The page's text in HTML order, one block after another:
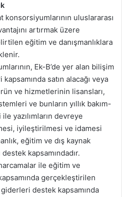
konsorsiyumlarının uluslararası
artırmak üzere
eğitim ve danışmanlıklara
Ek-B’de yer alan bilişim
kapsamında satın alacağı veya
ve hizmetlerinin lisansları,
ve bunların yıllık bakım-
yazılımların devreye
iyileştirilmesi ve idamesi
eğitim ve dış kaynak
destek kapsamındadır.
ile eğitim ve
gerçekleştirilen
destek kapsamında